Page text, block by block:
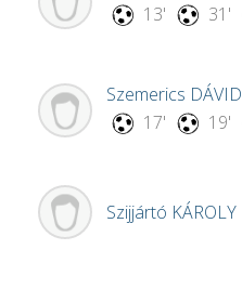
13'
31'
Szemerics DÁVID
17'
19'
Szijjártó KÁROLY